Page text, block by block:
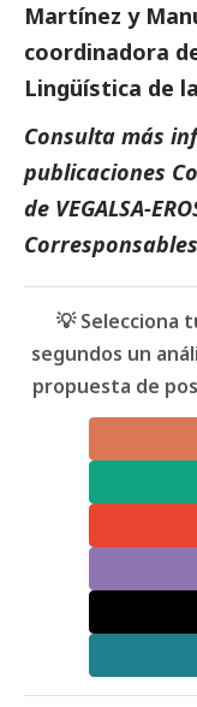
Martínez y
coordinadora
Lingüística de
Consulta más
publicaciones
de VEGALSA-
💡 Selecciona
segundos un
propuesta de